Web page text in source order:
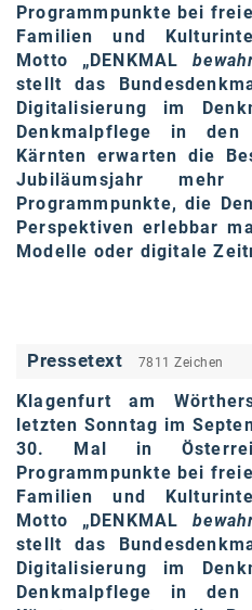
Neudoerfler
OBI
Oral-B
PAYBACK
Planted
PwC
Schiefer Rechtsanwälte
Security KAG
smart
Smile Österreich
Strategie Austria
Strategy&
Programmpunktebei
Familien und
Motto „DENKMAL
stellt das
Digitalisierung im
Denkmalpflege in
Kärnten erwarten die
Jubiläumsjahr
Programmpunkte, die
Perspektiven erlebbar
Modelle oder digitale
Pressetext 7811 Zeichen
Klagenfurt am
letzten Sonntag im
30. Mal in
Programmpunktebei
Familien und
Motto „DENKMAL
stellt das
Digitalisierung im
Denkmalpflege in